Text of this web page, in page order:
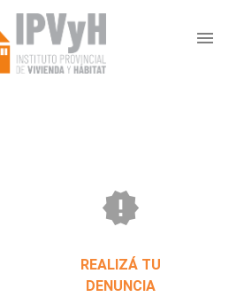
menu
new_releases
REALIZÁ TU
DENUNCIA